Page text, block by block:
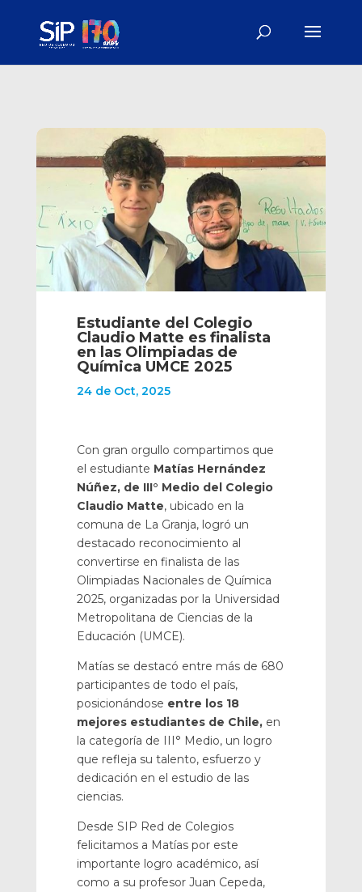
Estudiante del Colegio
Claudio Matte es finalista
en las Olimpiadas de
Química UMCE 2025
24 de Oct, 2025
Con gran orgullo compartimos que
el estudiante Matías Hernández
Núñez, de III° Medio del Colegio
Claudio Matte, ubicado en la
comuna de La Granja, logró un
destacado reconocimiento al
convertirse en finalista de las
Olimpiadas Nacionales de Química
2025, organizadas por la Universidad
Metropolitana de Ciencias de la
Educación (UMCE).
Matías se destacó entre más de 680
participantes de todo el país,
posicionándose entre los 18
mejores estudiantes de Chile, en
la categoría de III° Medio, un logro
que refleja su talento, esfuerzo y
dedicación en el estudio de las
ciencias.
Desde SIP Red de Colegios
felicitamos a Matías por este
importante logro académico, así
como a su profesor Juan Cepeda,